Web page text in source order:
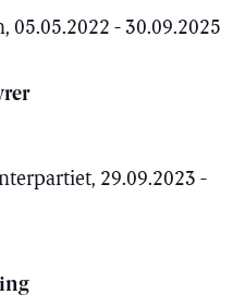
- 30.09.2025
29.09.2023 -